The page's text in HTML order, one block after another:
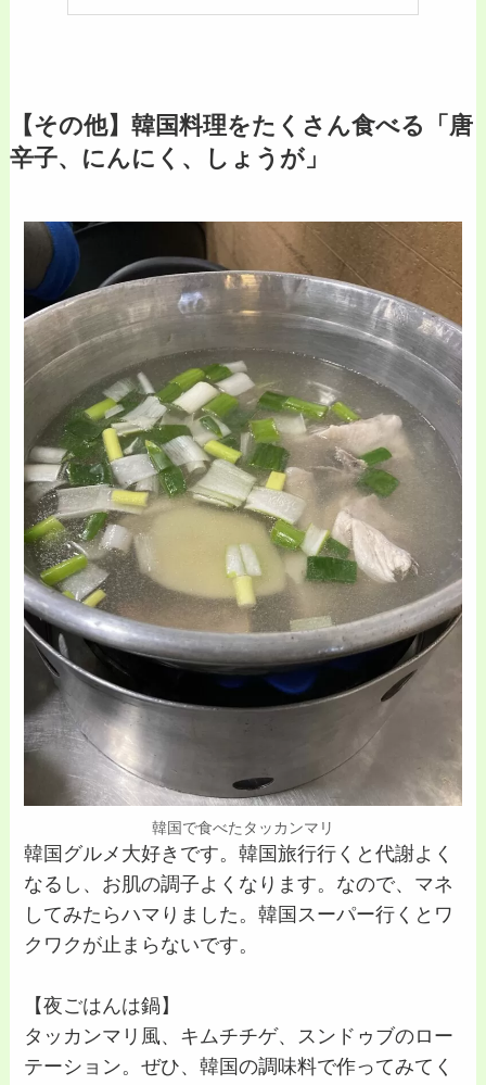
【その他】韓国料理をたくさん食べる「唐
辛子、にんにく、しょうが」
韓国で食べたタッカンマリ
韓国グルメ大好きです。韓国旅行行くと代謝よく
なるし、お肌の調子よくなります。なので、マネ
してみたらハマりました。韓国スーパー行くとワ
クワクが止まらないです。
【夜ごはんは鍋】
タッカンマリ風、キムチチゲ、スンドゥブのロー
テーション。ぜひ、韓国の調味料で作ってみてく